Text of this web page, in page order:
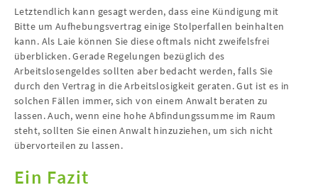
Letztendlich kann gesagt werden, dass eine Kündigung mit
Bitte um Aufhebungsvertrag einige Stolperfallen beinhalten
kann. Als Laie können Sie diese oftmals nicht zweifelsfrei
überblicken. Gerade Regelungen bezüglich des
Arbeitslosengeldes sollten aber bedacht werden, falls Sie
durch den Vertrag in die Arbeitslosigkeit geraten. Gut ist es in
solchen Fällen immer, sich von einem Anwalt beraten zu
lassen. Auch, wenn eine hohe Abfindungssumme im Raum
steht, sollten Sie einen Anwalt hinzuziehen, um sich nicht
übervorteilen zu lassen.
Ein Fazit